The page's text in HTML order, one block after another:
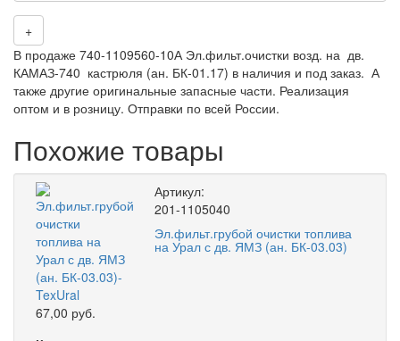
+
В продаже 740-1109560-10А Эл.фильт.очистки возд. на дв.
КАМАЗ-740 кастрюля (ан. БК-01.17) в наличия и под заказ. А
также другие оригинальные запасные части. Реализация
оптом и в розницу. Отправки по всей России.
Похожие товары
Артикул:
201-1105040
Эл.фильт.грубой очистки топлива
на Урал с дв. ЯМЗ (ан. БК-03.03)
67,00 руб.